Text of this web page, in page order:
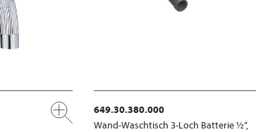
649.30.380.000
Wand-Waschtisch 3-Loch Batterie ½“,